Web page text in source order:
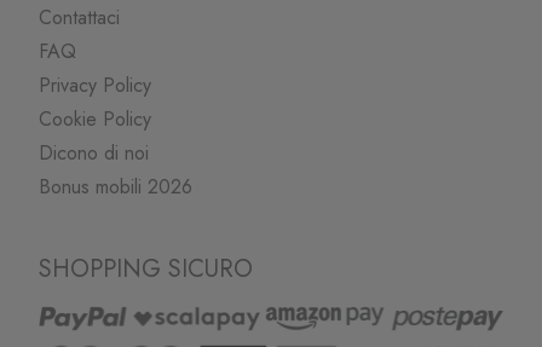
Contattaci
FAQ
Privacy Policy
Cookie Policy
Dicono di noi
Bonus mobili 2026
SHOPPING SICURO